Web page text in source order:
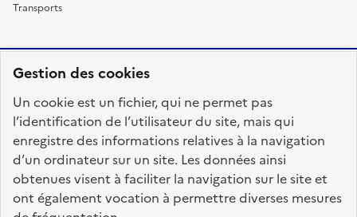
Gestion des cookies
Un cookie est un fichier, qui ne permet pas
l’identification de l’utilisateur du site, mais qui
enregistre des informations relatives à la navigation
d’un ordinateur sur un site. Les données ainsi
obtenues visent à faciliter la navigation sur le site et
ont également vocation à permettre diverses mesures
Transports
FRANÇAISE
fonction-publique.gouv.fr
legifrance.gouv.fr